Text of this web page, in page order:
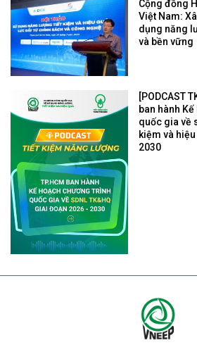
Cộng đồng
Việt Nam:
dụng năng
và bền vững
[PODCAST
ban hành
quốc gia về
kiệm và
2030